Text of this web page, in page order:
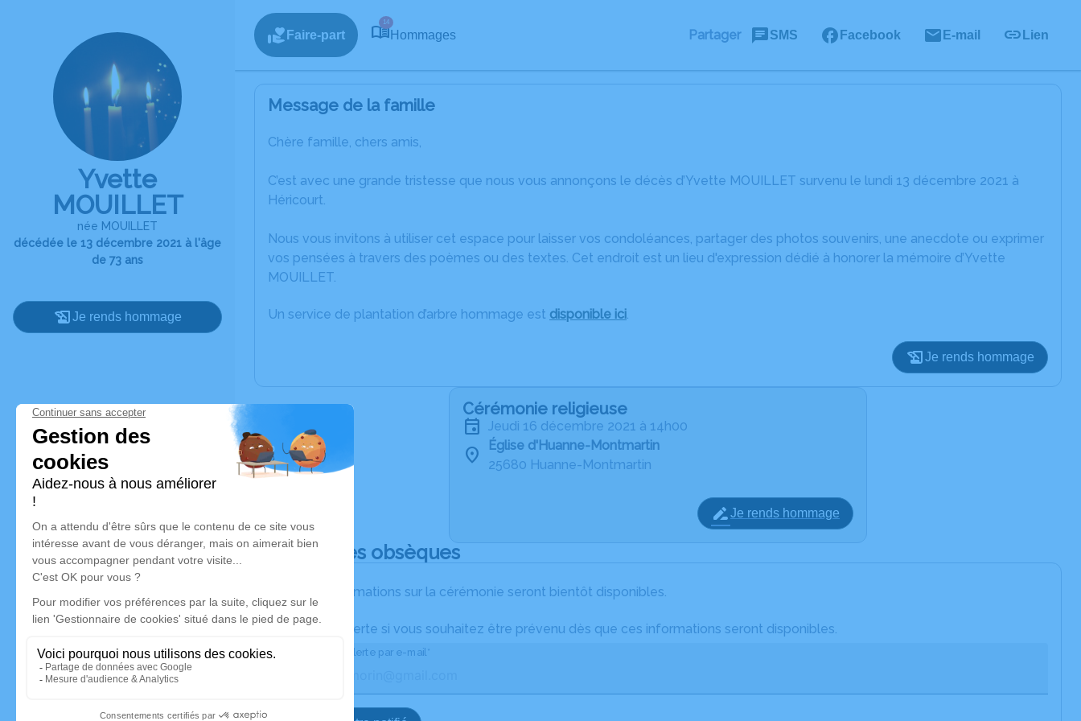
Yvette
MOUILLET
née MOUILLET
décédée le 13 décembre 2021 à l'âge
de 73 ans
Je rends hommage
Faire-part
14
Hommages Partager SMS Facebook E-mail Lien
Message de la famille
Chère famille, chers amis,
C’est avec une grande tristesse que nous vous annonçons le décès d’Yvette MOUILLET survenu le lundi 13 décembre 2021 à
Héricourt.
Nous vous invitons à utiliser cet espace pour laisser vos condoléances, partager des photos souvenirs, une anecdote ou exprimer
vos pensées à travers des poèmes ou des textes. Cet endroit est un lieu d'expression dédié à honorer la mémoire d’Yvette
MOUILLET.
Un service de plantation d’arbre hommage est disponible ici.
Je rends hommage
Cérémonie religieuse
jeudi 16 décembre 2021 à 14h00
Église d'Huanne-Montmartin
25680 Huanne-Montmartin
Je rends hommage
Déroulé des obsèques
Les informations sur la cérémonie seront bientôt disponibles.
Activez une alerte si vous souhaitez être prévenu dès que ces informations seront disponibles.
Recevoir une alerte par e-mail*